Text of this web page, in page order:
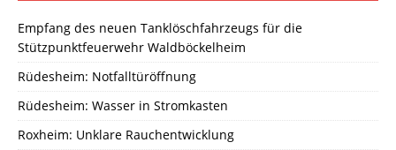
Empfang des neuen Tanklöschfahrzeugs für die
Stützpunktfeuerwehr Waldböckelheim
Rüdesheim: Notfalltüröffnung
Rüdesheim: Wasser in Stromkasten
Roxheim: Unklare Rauchentwicklung